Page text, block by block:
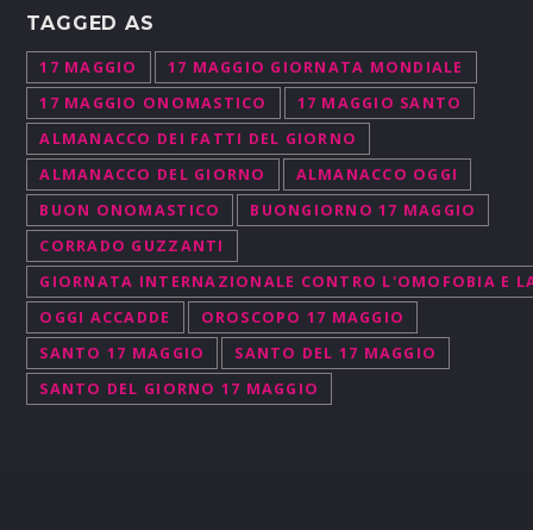
TAGGED AS
17 MAGGIO
17 MAGGIO GIORNATA MONDIALE
17 MAGGIO ONOMASTICO
17 MAGGIO SANTO
ALMANACCO DEI FATTI DEL GIORNO
ALMANACCO DEL GIORNO
ALMANACCO OGGI
BUON ONOMASTICO
BUONGIORNO 17 MAGGIO
CORRADO GUZZANTI
GIORNATA INTERNAZIONALE CONTRO L'OMOFOBIA E
OGGI ACCADDE
OROSCOPO 17 MAGGIO
SANTO 17 MAGGIO
SANTO DEL 17 MAGGIO
SANTO DEL GIORNO 17 MAGGIO